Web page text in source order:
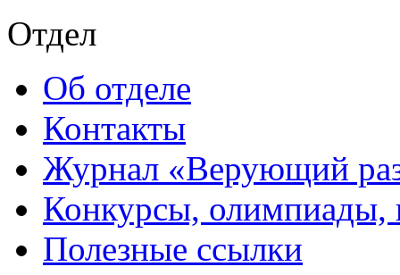
Отдел
Об отделе
Контакты
Журнал «Верующий
Конкурсы, олимпиады,
Полезные ссылки